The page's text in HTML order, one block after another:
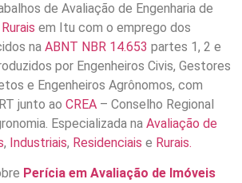
de Avaliação de Engenharia de
Rurais em Itu com o emprego dos
na ABNT NBR 14.653 partes 1, 2 e
por Engenheiros Civis, Gestores
e Engenheiros Agrônomos, com
junto ao CREA – Conselho Regional
Especializada na Avaliação de
, Industriais, Residenciais e Rurais.
Perícia em Avaliação de Imóveis